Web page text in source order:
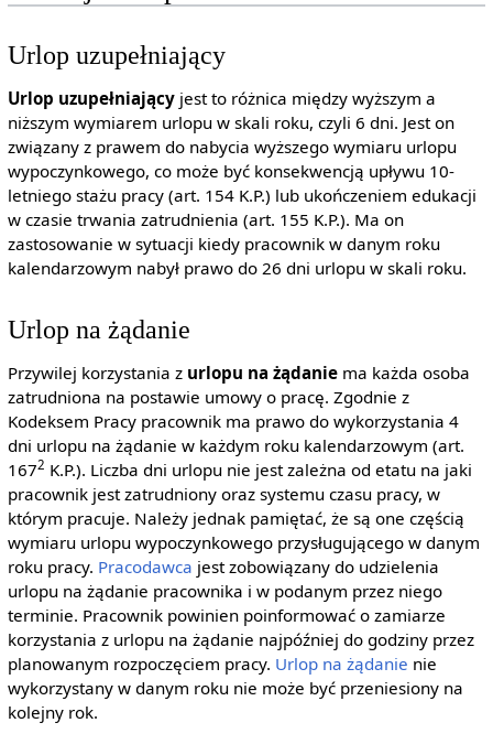
Urlop uzupełniający
Urlop uzupełniającyjest to różnica między wyższym a
niższym wymiarem urlopu w skali roku, czyli 6 dni. Jest on
związany z prawem do nabycia wyższego wymiaru urlopu
wypoczynkowego, co może być konsekwencją upływu 10-
letniego stażu pracy (art. 154 K.P.) lub ukończeniem edukacji
w czasie trwania zatrudnienia (art. 155 K.P.). Ma on
zastosowanie w sytuacji kiedy pracownik w danym roku
kalendarzowym nabył prawo do 26 dni urlopu w skali roku.
Urlop na żądanie
Przywilej korzystania z urlopu na żądaniema każda osoba
zatrudniona na postawie umowy o pracę. Zgodnie z
Kodeksem Pracy pracownik ma prawo do wykorzystania 4
dni urlopu na żądanie w każdym roku kalendarzowym (art.
1672 K.P.). Liczba dni urlopu nie jest zależna od etatu na jaki
pracownik jest zatrudniony oraz systemu czasu pracy, w
którym pracuje. Należy jednak pamiętać, że są one częścią
wymiaru urlopu wypoczynkowego przysługującego w danym
roku pracy. Pracodawca jest zobowiązany do udzielenia
urlopu na żądanie pracownika i w podanym przez niego
terminie. Pracownik powinien poinformować o zamiarze
korzystania z urlopu na żądanie najpóźniej do godziny przez
planowanym rozpoczęciem pracy. Urlop na żądanie nie
wykorzystany w danym roku nie może być przeniesiony na
kolejny rok.